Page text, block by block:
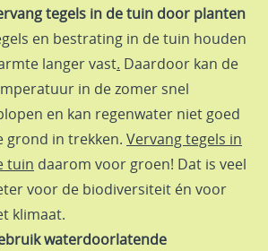
tegels in de tuin door planten
en bestrating in de tuin houden
langer vast. Daardoor kan de
in de zomer snel
en kan regenwater niet goed
grond in trekken. Vervang tegels in
tuin daarom voor groen! Dat is veel
voor de biodiversiteit én voor
klimaat.
waterdoorlatende